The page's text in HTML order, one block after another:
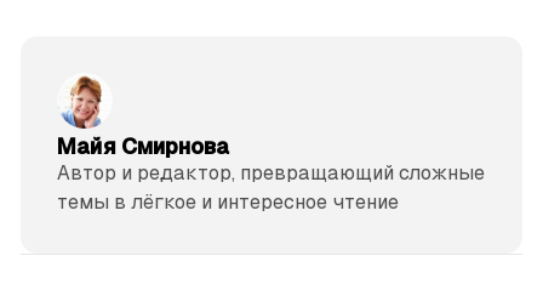
Майя Смирнова
Автор и редактор, превращающий сложные
темы в лёгкое и интересное чтение